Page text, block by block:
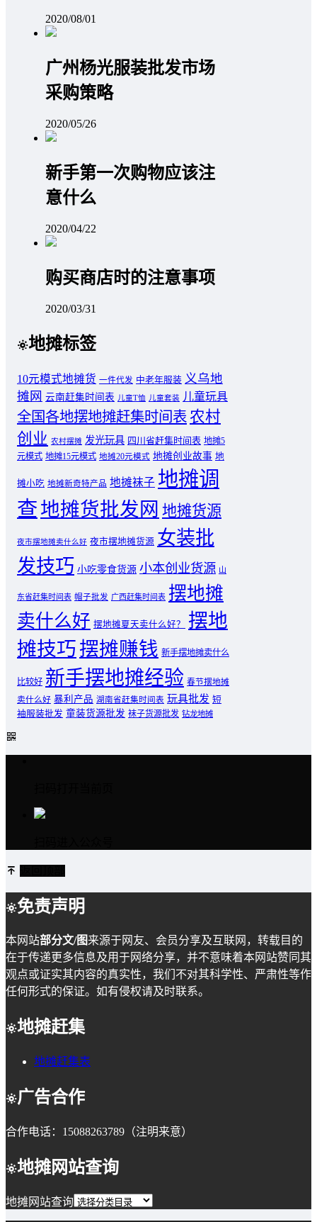
2020/08/01
广州杨光服装批发市场
采购策略
2020/05/26
新手第一次购物应该注
意什么
2020/04/22
购买商店时的注意事项
2020/03/31
地摊标签
10元模式地摊货 一件代发 中老年服装 义乌地
摊网 云南赶集时间表 儿童T恤 儿童套装 儿童玩具
全国各地摆地摊赶集时间表 农村
创业 农村摆摊 发光玩具 四川省赶集时间表 地摊5
元模式 地摊15元模式 地摊20元模式 地摊创业故事 地
摊小吃 地摊新奇特产品 地摊袜子 地摊调
查地摊货批发网 地摊货源
夜市摆地摊卖什么好 夜市摆地摊货源 女装批
发技巧 小吃零食货源 小本创业货源 山
东省赶集时间表 帽子批发 广西赶集时间表 摆地摊
卖什么好 摆地摊夏天卖什么好？
摆地
摊技巧摆摊赚钱 新手摆地摊卖什么
比较好 新手摆地摊经验 春节摆地摊
卖什么好 暴利产品 湖南省赶集时间表 玩具批发 短
袖服装批发 童装货源批发 袜子货源批发 钻龙地摊
免责声明
本网站部分文/图来源于网友、会员分享及互联网，转载目的
在于传递更多信息及用于网络分享，并不意味着本网站赞同其
观点或证实其内容的真实性，我们不对其科学性、严肃性等作
任何形式的保证。如有侵权请及时联系。
地摊赶集
地摊赶集表
广告合作
合作电话：15088263789（注明来意）
地摊网站查询
地摊网站查询